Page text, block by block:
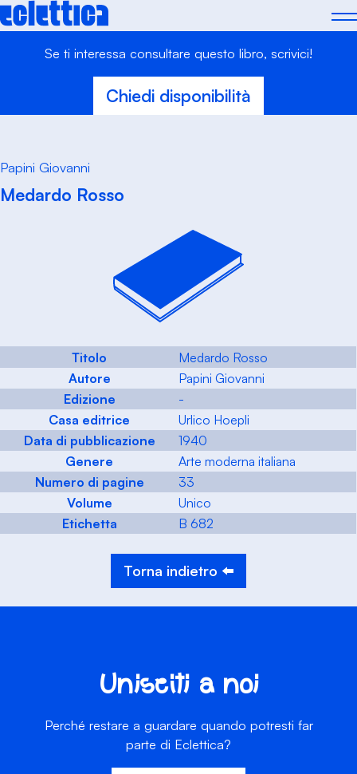
Skip
to
Se ti interessa consultare questo libro, scrivici!
Chiedi disponibilità
Papini Giovanni
Medardo Rosso
Titolo
Medardo Rosso
Autore
Papini Giovanni
Edizione
-
Casa editrice
Urlico Hoepli
Data di pubblicazione
1940
Genere
Arte moderna italiana
Numero di pagine
33
Volume
Unico
Etichetta
B 682
Torna indietro ⬅️
Unisciti a noi
Perché restare a guardare quando potresti far
parte di Eclettica?